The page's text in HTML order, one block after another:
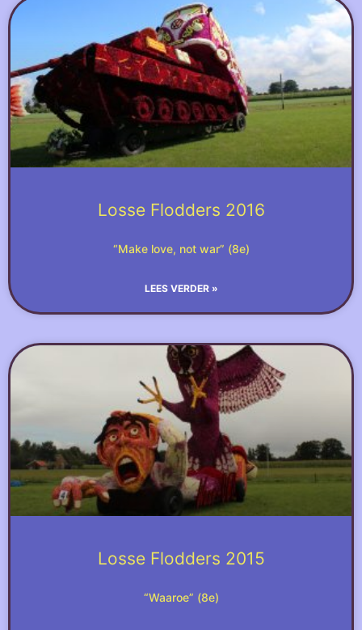
Losse Flodders 2016
“Make love, not war” (8e)
LEES VERDER »
Losse Flodders 2015
“Waaroe” (8e)